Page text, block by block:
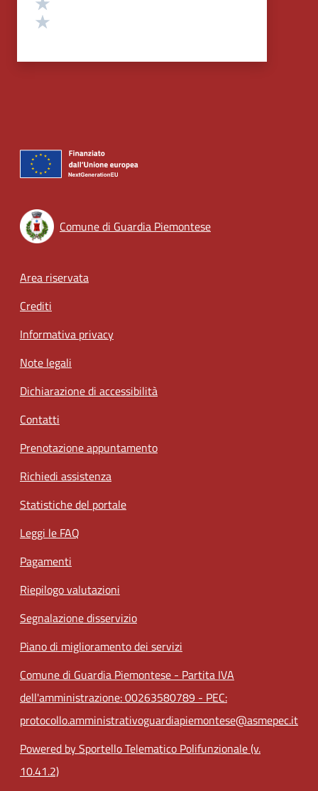
Comune di Guardia Piemontese
Footer menu
Area riservata
Crediti
Informativa privacy
Note legali
Dichiarazione di accessibilità
Contatti
Prenotazione appuntamento
Richiedi assistenza
Statistiche del portale
Leggi le FAQ
Pagamenti
Riepilogo valutazioni
Segnalazione disservizio
Piano di miglioramento dei servizi
Comune di Guardia Piemontese - Partita IVA
dell'amministrazione: 00263580789 - PEC:
protocollo.amministrativoguardiapiemontese@asmepec.it
Powered by Sportello Telematico Polifunzionale (v.
10.41.2)